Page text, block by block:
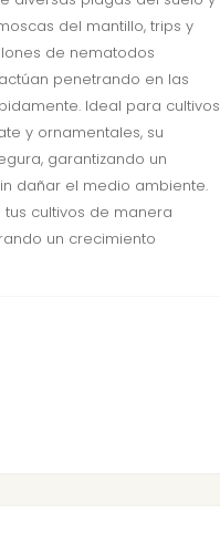
del mantillo, trips y
de nematodos
penetrando en las
Ideal para cultivos
y ornamentales, su
garantizando un
dañar el medio ambiente.
tus cultivos de manera
un crecimiento